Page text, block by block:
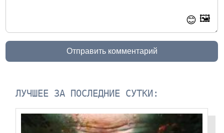
😊 🖼️
Отправить комментарий
ЛУЧШЕЕ ЗА ПОСЛЕДНИЕ СУТКИ: